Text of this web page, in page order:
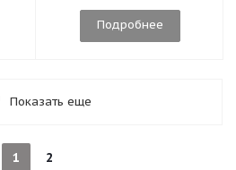
Подробнее
Показать еще
1
2